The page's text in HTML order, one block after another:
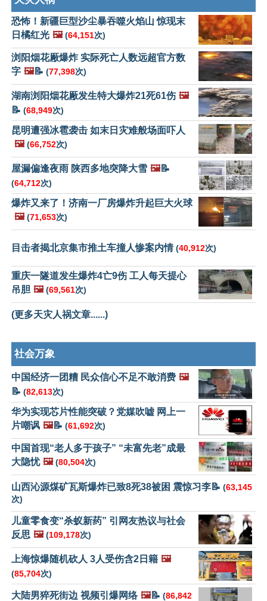
恐怖！新疆巨型沙尘暴吞噬火焰山 惊现末
日橘红光 🖼️ (64,151次)
浏阳烟花厰爆炸 实际死亡人数远超官方数
字 🖼️📝 (77,398次)
湖南浏阳烟花厰发生特大爆炸21死61伤 🖼️
📝 (68,949次)
昆明遭强冰雹袭击 如末日灾难般场面吓人
🖼️ (66,752次)
屋漏偏逢夜雨 陕西多地突降大雪 🖼️📝
(64,712次)
爆炸又来了！济南一厂房爆炸升起巨大火球
🖼️ (71,653次)
目击者揭北京集市推土车撞人惨案内情(40,912次)
重庆一隧道发生爆炸4亡9伤 工人每天提心
吊胆 🖼️ (69,561次)
(更多天灾人祸文章......)
社会万象
中国经济一团糟 民众信心不足不敢消费 🖼️
📝 (82,613次)
华为实现芯片性能突破？党媒吹嘘 网上一
片嘲讽 🖼️📝 (61,692次)
中国首现“老人多于孩子” “未富先老”成最
大隐忧 🖼️ (80,504次)
山西沁源煤矿瓦斯爆炸已致8死38被困 震惊习李📝 (63,145
次)
儿童零食变“杀蚁新药” 引网友热议与社会
反思 🖼️ (109,178次)
上海惊爆随机砍人 3人受伤含2日籍 🖼️
(85,704次)
大陆男猝死街边 视频引爆网络 🖼️📝 (86,842